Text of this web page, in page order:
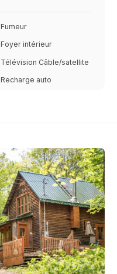
Fumeur
Foyer intérieur
Télévision Câble/satellite
Recharge auto